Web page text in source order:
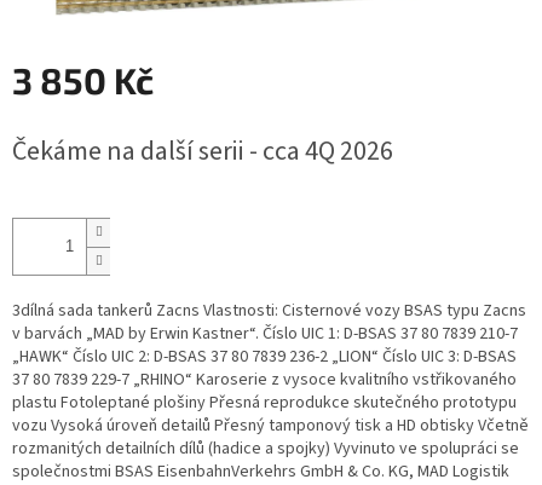
3 850 Kč
cena:
Čekáme na další serii - cca 4Q 2026
3dílná sada tankerů Zacns Vlastnosti: Cisternové vozy BSAS typu Zacns
v barvách „MAD by Erwin Kastner“. Číslo UIC 1: D-BSAS 37 80 7839 210-7
„HAWK“ Číslo UIC 2: D-BSAS 37 80 7839 236-2 „LION“ Číslo UIC 3: D-BSAS
37 80 7839 229-7 „RHINO“ Karoserie z vysoce kvalitního vstřikovaného
plastu Fotoleptané plošiny Přesná reprodukce skutečného prototypu
vozu Vysoká úroveň detailů Přesný tamponový tisk a HD obtisky Včetně
rozmanitých detailních dílů (hadice a spojky) Vyvinuto ve spolupráci se
společnostmi BSAS EisenbahnVerkehrs GmbH & Co. KG, MAD Logistik